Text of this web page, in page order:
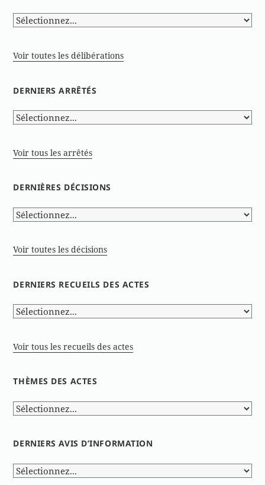
Voir toutes les délibérations
DERNIERS ARRÊTÉS
Voir tous les arrêtés
DERNIÈRES DÉCISIONS
Voir toutes les décisions
DERNIERS RECUEILS DES ACTES
Voir tous les recueils des actes
THÈMES DES ACTES
DERNIERS AVIS D’INFORMATION